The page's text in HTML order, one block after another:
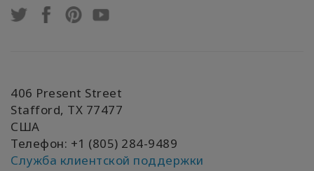
406 Present Street
Stafford, TX 77477
США
Телефон: +1 (805) 284-9489
Служба клиентской поддержки